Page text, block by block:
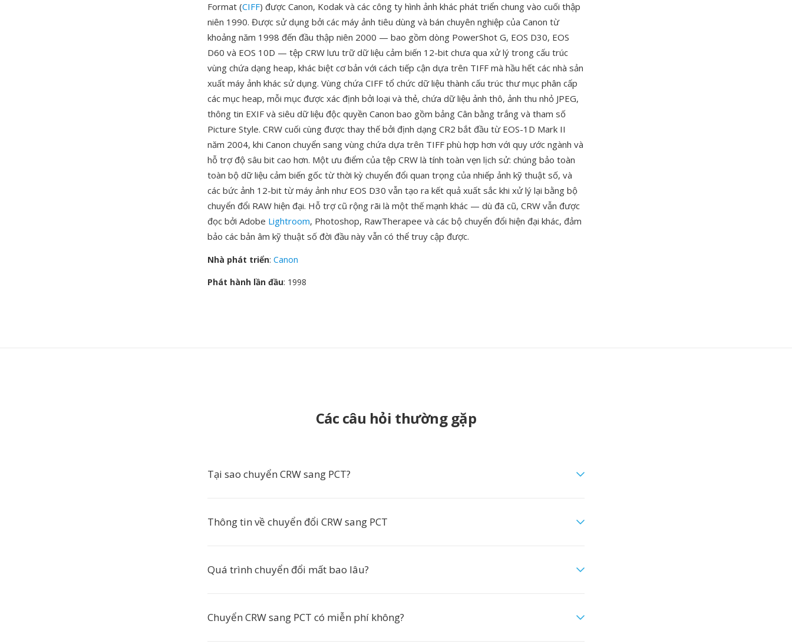
Format (CIFF) được Canon, Kodak và các công ty hình ảnh khác phát triển chung vào cuối thập
niên 1990. Được sử dụng bởi các máy ảnh tiêu dùng và bán chuyên nghiệp của Canon từ
khoảng năm 1998 đến đầu thập niên 2000 — bao gồm dòng PowerShot G, EOS D30, EOS
D60 và EOS 10D — tệp CRW lưu trữ dữ liệu cảm biến 12-bit chưa qua xử lý trong cấu trúc
vùng chứa dạng heap, khác biệt cơ bản với cách tiếp cận dựa trên TIFF mà hầu hết các nhà sản
xuất máy ảnh khác sử dụng. Vùng chứa CIFF tổ chức dữ liệu thành cấu trúc thư mục phân cấp
các mục heap, mỗi mục được xác định bởi loại và thẻ, chứa dữ liệu ảnh thô, ảnh thu nhỏ JPEG,
thông tin EXIF và siêu dữ liệu độc quyền Canon bao gồm bảng Cân bằng trắng và tham số
Picture Style. CRW cuối cùng được thay thế bởi định dạng CR2 bắt đầu từ EOS-1D Mark II
năm 2004, khi Canon chuyển sang vùng chứa dựa trên TIFF phù hợp hơn với quy ước ngành và
hỗ trợ độ sâu bit cao hơn. Một ưu điểm của tệp CRW là tính toàn vẹn lịch sử: chúng bảo toàn
toàn bộ dữ liệu cảm biến gốc từ thời kỳ chuyển đổi quan trọng của nhiếp ảnh kỹ thuật số, và
các bức ảnh 12-bit từ máy ảnh như EOS D30 vẫn tạo ra kết quả xuất sắc khi xử lý lại bằng bộ
chuyển đổi RAW hiện đại. Hỗ trợ cũ rộng rãi là một thế mạnh khác — dù đã cũ, CRW vẫn được
đọc bởi Adobe Lightroom, Photoshop, RawTherapee và các bộ chuyển đổi hiện đại khác, đảm
bảo các bản âm kỹ thuật số đời đầu này vẫn có thể truy cập được.
Nhà phát triển: Canon
Phát hành lần đầu: 1998
Các câu hỏi thường gặp
Tại sao chuyển CRW sang PCT?
Thông tin về chuyển đổi CRW sang PCT
Quá trình chuyển đổi mất bao lâu?
Chuyển CRW sang PCT có miễn phí không?